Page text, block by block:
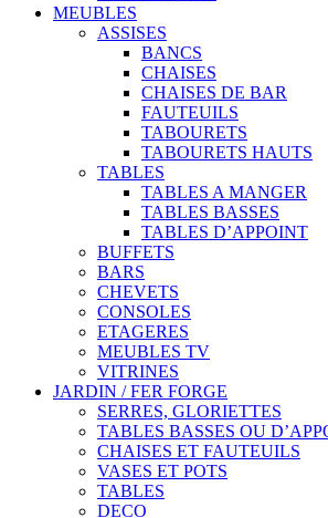
MEUBLES
ASSISES
BANCS
CHAISES
CHAISES DE BAR
FAUTEUILS
TABOURETS
TABOURETS HAUTS
TABLES
TABLES A MANGER
TABLES BASSES
TABLES D’APPOINT
BUFFETS
BARS
CHEVETS
CONSOLES
ETAGERES
MEUBLES TV
VITRINES
JARDIN / FER FORGE
SERRES, GLORIETTES
TABLES BASSES OU
CHAISES ET FAUTEUILS
VASES ET POTS
TABLES
DECO